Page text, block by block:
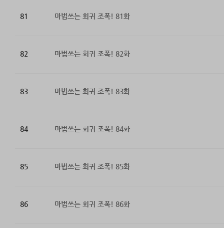
81 마법쓰는 회귀 조폭! 81화
82 마법쓰는 회귀 조폭! 82화
83 마법쓰는 회귀 조폭! 83화
84 마법쓰는 회귀 조폭! 84화
85 마법쓰는 회귀 조폭! 85화
86 마법쓰는 회귀 조폭! 86화